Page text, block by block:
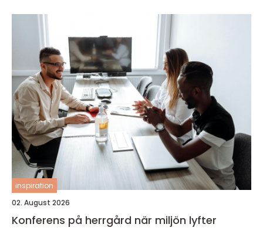
inspiration
02. August 2026
Konferens på herrgård när miljön lyfter